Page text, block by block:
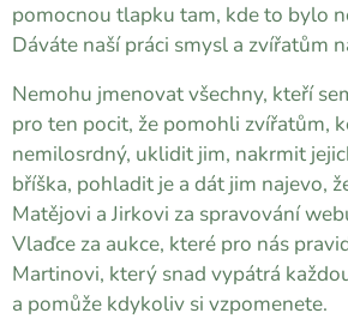
pomocnou tlapku tam, kde to bylo
Dáváte naší práci smysl a zvířatům
Nemohu jmenovat všechny, kteří
pro ten pocit, že pomohli zvířatům,
nemilosrdný, uklidit jim, nakrmit
bříška, pohladit je a dát jim najevo,
Matějovi a Jirkovi za spravování
Vlaďce za aukce, které pro nás
Martinovi, který snad vypátrá
a pomůže kdykoliv si vzpomenete.